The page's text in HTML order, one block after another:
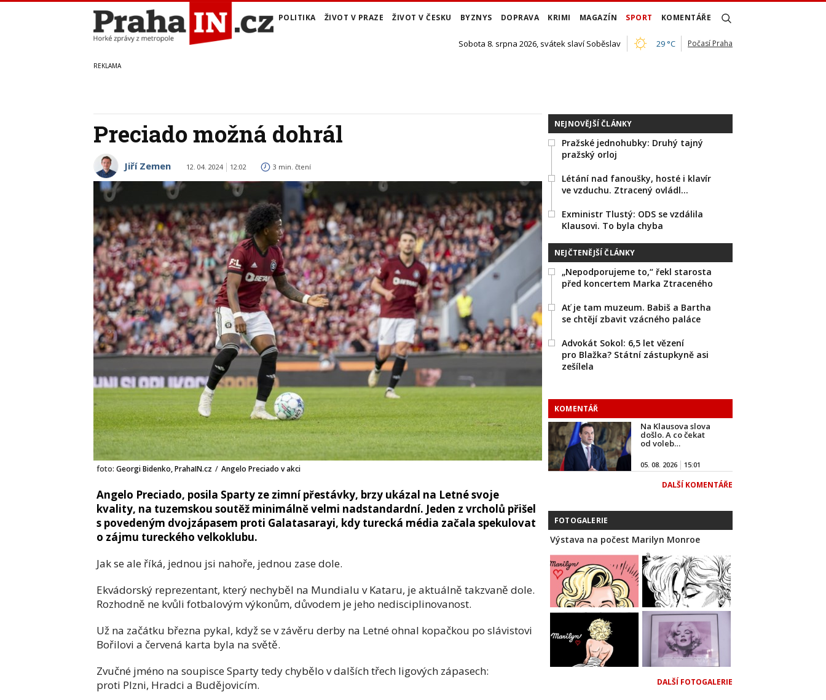
POLITIKA ŽIVOT V PRAZE ŽIVOT V ČESKU BYZNYS DOPRAVA KRIMI MAGAZÍN SPORT KOMENTÁŘE
Sobota 8. srpna 2026, svátek slaví Soběslav 29 °C Počasí Praha
Preciado možná dohrál
Jiří Zemen 12. 04. 2024 12:02 3 min. čtení
foto: Georgi Bidenko, PrahaIN.cz / Angelo Preciado v akci
Angelo Preciado, posila Sparty ze zimní přestávky, brzy ukázal na Letné svoje
kvality, na tuzemskou soutěž minimálně velmi nadstandardní. Jeden z vrcholů přišel
s povedeným dvojzápasem proti Galatasarayi, kdy turecká média začala spekulovat
o zájmu tureckého velkoklubu.
Jak se ale říká, jednou jsi nahoře, jednou zase dole.
Ekvádorský reprezentant, který nechyběl na Mundialu v Kataru, je aktuálně takzvaně dole.
Rozhodně ne kvůli fotbalovým výkonům, důvodem je jeho nedisciplinovanost.
Už na začátku března pykal, když se v závěru derby na Letné ohnal kopačkou po slávistovi
Bořilovi a červená karta byla na světě.
Zvučné jméno na soupisce Sparty tedy chybělo v dalších třech ligových zápasech:
proti Plzni, Hradci a Budějovicím.
NEJNOVĚJŠÍ ČLÁNKY
Pražské jednohubky: Druhý tajný
pražský orloj
Létání nad fanoušky, hosté i klavír
ve vzduchu. Ztracený ovládl…
Exministr Tlustý: ODS se vzdálila
Klausovi. To byla chyba
NEJČTENĚJŠÍ ČLÁNKY
„Nepodporujeme to,“ řekl starosta
před koncertem Marka Ztraceného
Ať je tam muzeum. Babiš a Bartha
se chtějí zbavit vzácného paláce
Advokát Sokol: 6,5 let vězení
pro Blažka? Státní zástupkyně asi
zešílela
KOMENTÁŘ
Na Klausova slova
došlo. A co čekat
od voleb…
05. 08. 2026 15:01
DALŠÍ KOMENTÁŘE
FOTOGALERIE
Výstava na počest Marilyn Monroe
DALŠÍ FOTOGALERIE